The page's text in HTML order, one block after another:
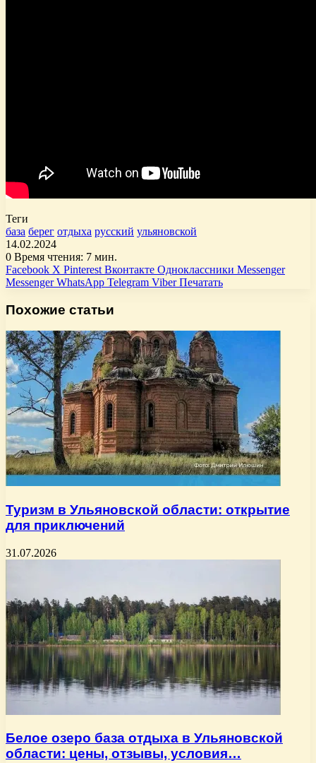
Теги
база берег отдыха русский ульяновской
14.02.2024
0 Время чтения: 7 мин.
Facebook X Pinterest Вконтакте Одноклассники Messenger
Messenger WhatsApp Telegram Viber Печатать
Похожие статьи
Туризм в Ульяновской области: открытие
для приключений
31.07.2026
Белое озеро база отдыха в Ульяновской
области: цены, отзывы, условия…